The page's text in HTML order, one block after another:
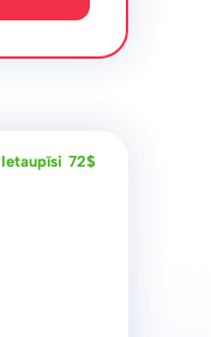
Ietaupīsi 72$